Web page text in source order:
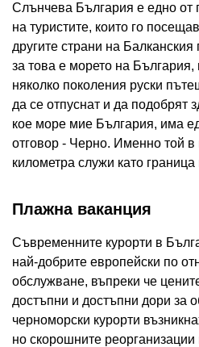
Слънчева България е едно от
на туристите, които го
другите страни на
за това е морето на България,
няколко поколения руски
да се отпуснат и да подобрят
кое море мие България, има
отговор - Черно. Именно той
километра служи като граница
Плажна ваканция
Съвременните курорти в
най-добрите европейски по
обслужване, въпреки че
достъпни и достъпни дори за
черноморски курорти
но скорошните